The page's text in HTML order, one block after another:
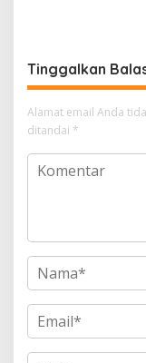
Tinggalkan
Alamat email Anda
ditandai *